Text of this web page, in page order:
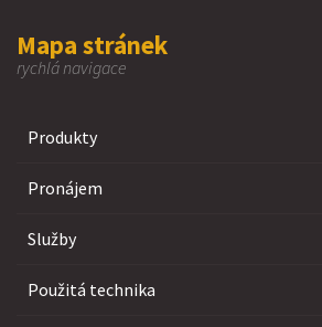
Mapa stránek
rychlá navigace
Produkty
Pronájem
Služby
Použitá technika